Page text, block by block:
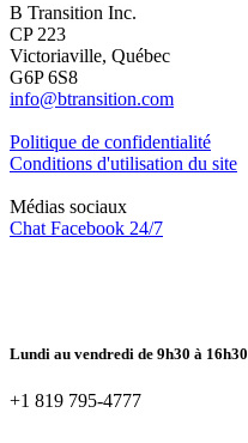
B Transition Inc.
CP 223
Victoriaville, Québec
G6P 6S8
info@btransition.com
Politique de confidentialité
Conditions d'utilisation du site
Médias sociaux
Chat Facebook 24/7
Lundi au vendredi de 9h30 à 16h30
+1 819 795-4777